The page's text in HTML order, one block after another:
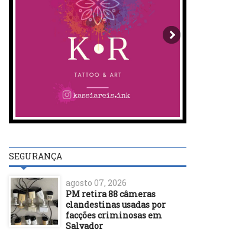
SEGURANÇA
agosto 07, 2026
PM retira 88 câmeras
clandestinas usadas por
facções criminosas em
Salvador